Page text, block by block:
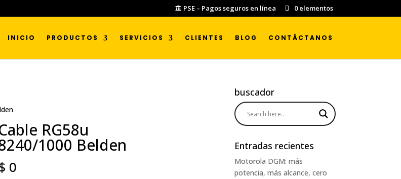
PSE – Pagos seguros en línea 0 elementos
INICIO PRODUCTOS SERVICIOS CLIENTES BLOG CONTÁCTANOS
RG58u
1000 Belden
0
buscador
Entradas recientes
Motorola DGM: más
potencia, más alcance, cero